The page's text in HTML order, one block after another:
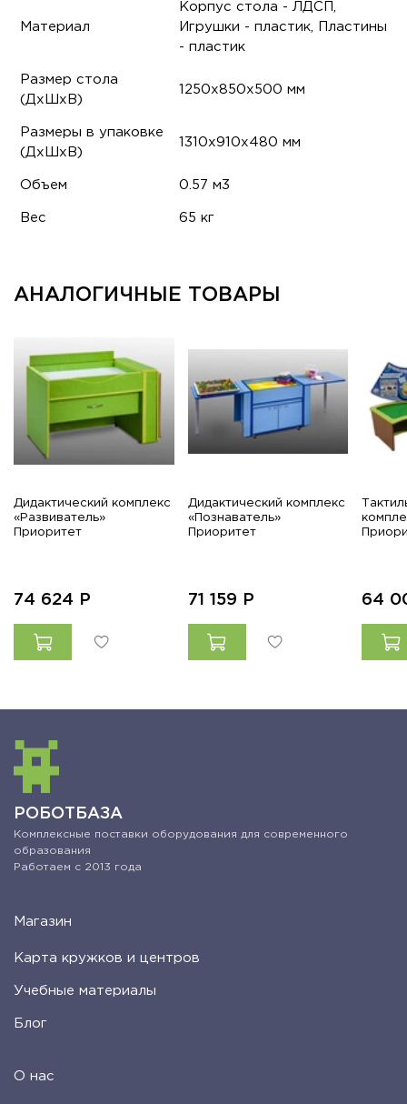
Материал
Корпус стола - ЛДСП,
Игрушки - пластик, Пластины
- пластик
Размер стола
(ДхШхВ)
1250х850х500 мм
Размеры в упаковке
(ДхШхВ)
1310х910х480 мм
Объем 0.57 м3
Вес 65 кг
АНАЛОГИЧНЫЕ ТОВАРЫ
Дидактический комплекс
«Развиватель»
Приоритет
74 624 Р
Дидактический комплекс
«Познаватель»
Приоритет
71 159 Р 64
РОБОТБАЗА
Комплексные поставки оборудования для современного
образования
Работаем с 2013 года
Магазин
Карта кружков и центров
Учебные материалы
Блог
О нас